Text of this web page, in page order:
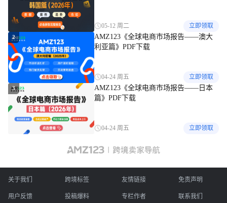
05-12 周二 立即领取
2
AMZ123《全球电商市场报告——澳大
利亚篇》PDF下载
04-24 周五 立即领取
3
AMZ123《全球电商市场报告——日本
篇》PDF下载
04-24 周五 立即领取
关于我们 跨境标签 友情链接 免责声明
用户反馈 投稿爆料 专栏作者 联系我们